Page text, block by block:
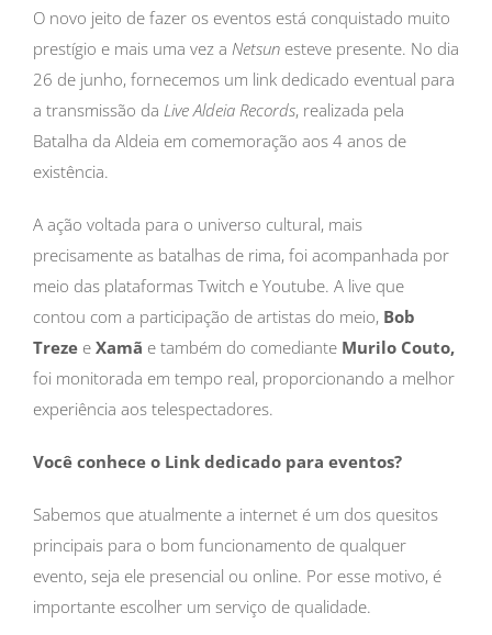
O novo jeito de fazer os eventos está conquistado muito
prestígio e mais uma vez a Netsun esteve presente. No dia
26 de junho, fornecemos um link dedicado eventual para
a transmissão da Live Aldeia Records, realizada pela
Batalha da Aldeia em comemoração aos 4 anos de
existência.
A ação voltada para o universo cultural, mais
precisamente as batalhas de rima, foi acompanhada por
meio das plataformas Twitch e Youtube. A live que
contou com a participação de artistas do meio, Bob
Treze e Xamã e também do comediante Murilo Couto,
foi monitorada em tempo real, proporcionando a melhor
experiência aos telespectadores.
Você conhece o Link dedicado para eventos?
Sabemos que atualmente a internet é um dos quesitos
principais para o bom funcionamento de qualquer
evento, seja ele presencial ou online. Por esse motivo, é
importante escolher um serviço de qualidade.